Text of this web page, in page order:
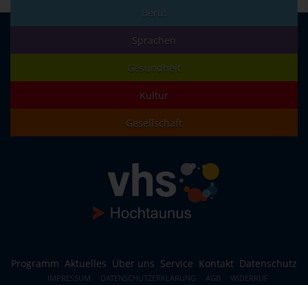
Beruf
Sprachen
Gesundheit
Kultur
Gesellschaft
Programm Aktuelles Über uns Service Kontakt Datenschutz
IMPRESSUM DATENSCHUTZERKLÄRUNG AGB WIDERRUF